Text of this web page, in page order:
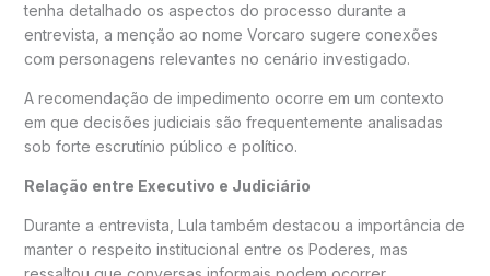
tenha detalhado os aspectos do processo durante a
entrevista, a menção ao nome Vorcaro sugere conexões
com personagens relevantes no cenário investigado.
A recomendação de impedimento ocorre em um contexto
em que decisões judiciais são frequentemente analisadas
sob forte escrutínio público e político.
Relação entre Executivo e Judiciário
Durante a entrevista, Lula também destacou a importância de
manter o respeito institucional entre os Poderes, mas